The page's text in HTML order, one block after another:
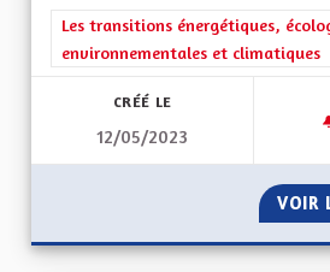
Filtrer les résultats de la
Les transitions énergétiques,
environnementales et climatiques
CRÉÉ LE
12/05/2023
VOIR